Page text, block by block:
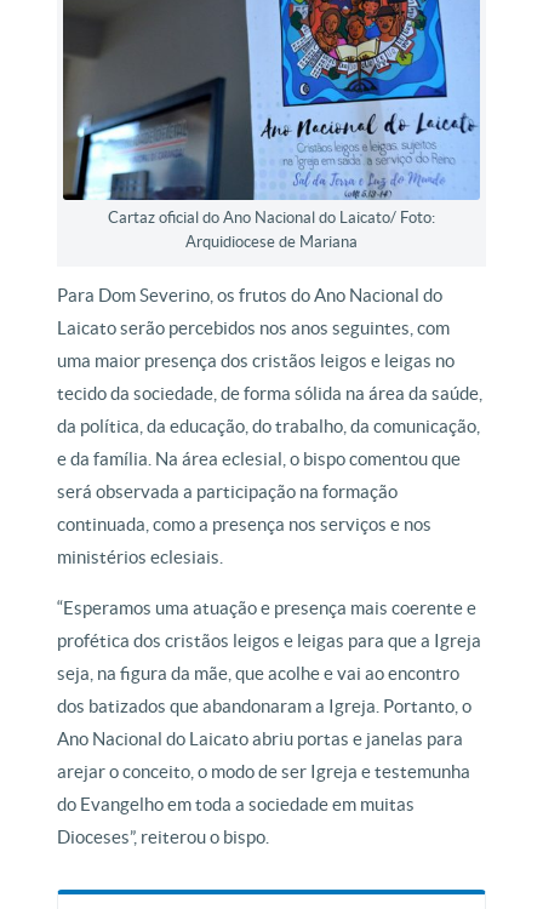
Cartaz oficial do Ano Nacional do Laicato/ Foto:
Arquidiocese de Mariana
Para Dom Severino, os frutos do Ano Nacional do
Laicato serão percebidos nos anos seguintes, com
uma maior presença dos cristãos leigos e leigas no
tecido da sociedade, de forma sólida na área da saúde,
da política, da educação, do trabalho, da comunicação,
e da família. Na área eclesial, o bispo comentou que
será observada a participação na formação
continuada, como a presença nos serviços e nos
ministérios eclesiais.
“Esperamos uma atuação e presença mais coerente e
profética dos cristãos leigos e leigas para que a Igreja
seja, na figura da mãe, que acolhe e vai ao encontro
dos batizados que abandonaram a Igreja. Portanto, o
Ano Nacional do Laicato abriu portas e janelas para
arejar o conceito, o modo de ser Igreja e testemunha
do Evangelho em toda a sociedade em muitas
Dioceses”, reiterou o bispo.